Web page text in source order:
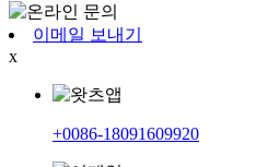
이메일 보내기
x
+0086-18091609920